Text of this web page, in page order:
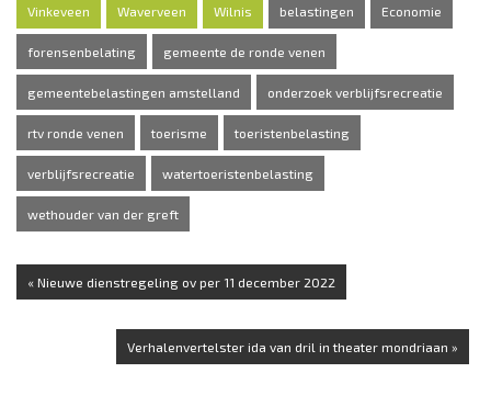
Vinkeveen Waverveen Wilnis belastingen Economie
forensenbelating gemeente de ronde venen
gemeentebelastingen amstelland onderzoek verblijfsrecreatie
rtv ronde venen toerisme toeristenbelasting
verblijfsrecreatie watertoeristenbelasting
wethouder van der greft
« Nieuwe dienstregeling ov per 11 december 2022
Verhalenvertelster ida van dril in theater mondriaan »